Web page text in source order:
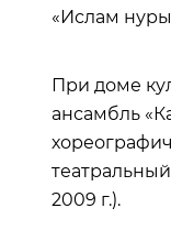
«Ислам
При доме
ансамбль
2009 г.).